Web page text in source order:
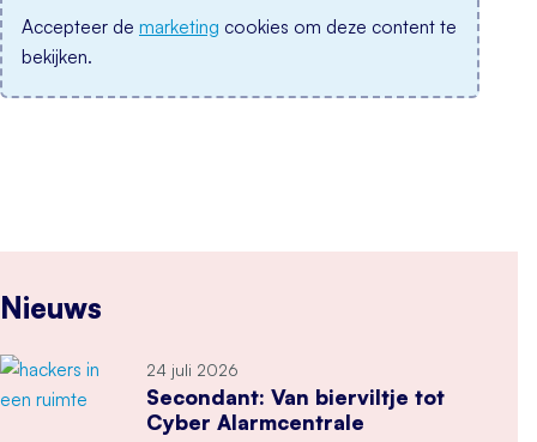
Accepteer de marketing cookies om deze content te
bekijken.
Nieuws
24 juli 2026
Secondant: Van bierviltje tot
Cyber Alarmcentrale